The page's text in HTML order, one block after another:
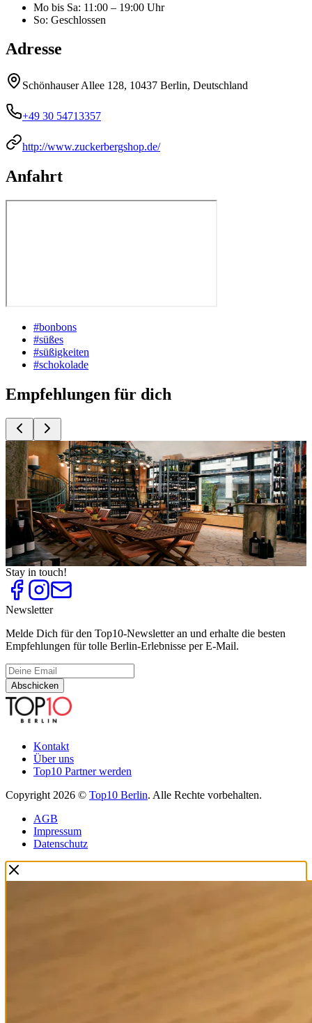
Mo bis Sa: 11:00 – 19:00 Uhr
So: Geschlossen
Adresse
Schönhauser Allee 128, 10437 Berlin, Deutschland
+49 30 54713357
http://www.zuckerbergshop.de/
Anfahrt
#bonbons
#süßes
#süßigkeiten
#schokolade
Empfehlungen für dich
Top10
24 Stunden Läden, Bars und Restaurants
Top10
Exotische Gewürze und Zutaten
Top10
Food Outlets
Top10
Teeläden und Teefachgeschäfte
Top10
Weinhandlungen
Stay in touch!
Newsletter
Melde Dich für den Top10-Newsletter an und erhalte die besten
Empfehlungen für tolle Berlin-Erlebnisse per E-Mail.
Abschicken
Kontakt
Über uns
Top10 Partner werden
Copyright 2026 © Top10 Berlin. Alle Rechte vorbehalten.
AGB
Impressum
Datenschutz